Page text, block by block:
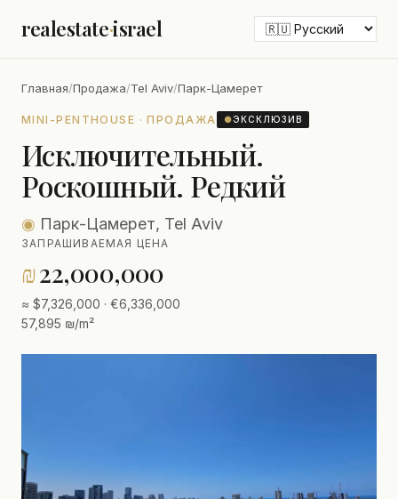
realestate·israel
Главная/Продажа/Tel Aviv/Парк-Цамерет
MINI-PENTHOUSE · ПРОДАЖА ●ЭКСКЛЮЗИВ
Исключительный.
Роскошный. Редкий
◉ Парк-Цамерет, Tel Aviv
ЗАПРАШИВАЕМАЯ ЦЕНА
₪22,000,000
≈ $7,326,000 · €6,336,000
57,895 ₪/m²